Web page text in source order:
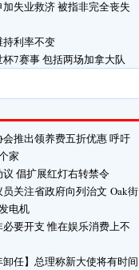
失业救济 被指非完全丧失
持利率不变
7赛事 包括两场加拿大队
推出领养费五折优惠 呼吁
家
倡扩展红灯右转禁令
关注省政府向列治文 Oak街
电机
要开支 惟在娱乐消费上不
卸任】总理称新大使将有时间